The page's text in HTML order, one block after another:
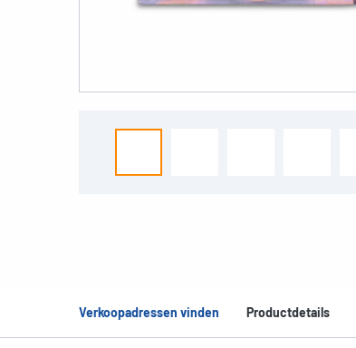
Verkoopadressen vinden Productdetails